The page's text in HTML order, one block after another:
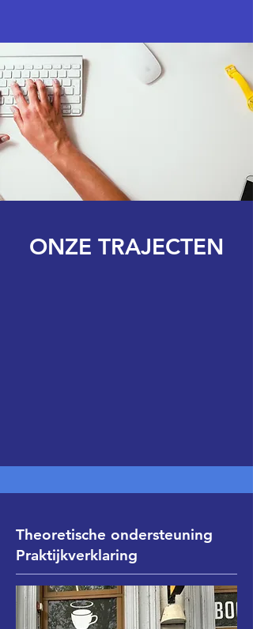
ONZE TRAJECTEN
Theoretische ondersteuning
Praktijkverklaring